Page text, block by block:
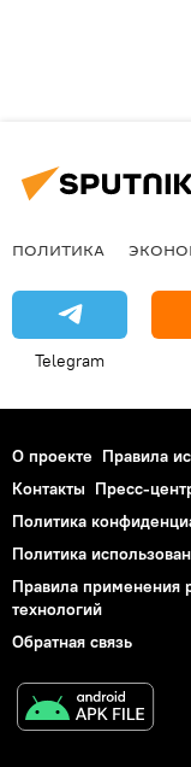
ПОЛИТИКА
Telegram
О проекте Правила
Контакты Пресс-
Политика
Политика
Правила применения
технологий
Обратная связь